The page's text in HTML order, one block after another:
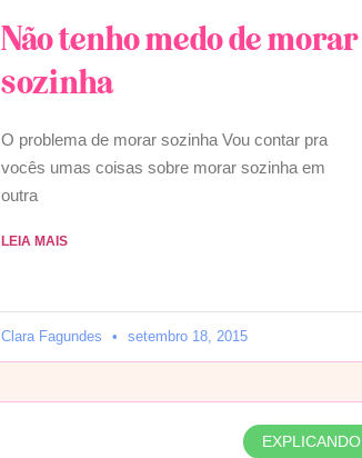
Não tenho medo de morar
sozinha
O problema de morar sozinha Vou contar pra
vocês umas coisas sobre morar sozinha em
outra
LEIA MAIS
Clara Fagundes setembro 18, 2015
EXPLICANDO